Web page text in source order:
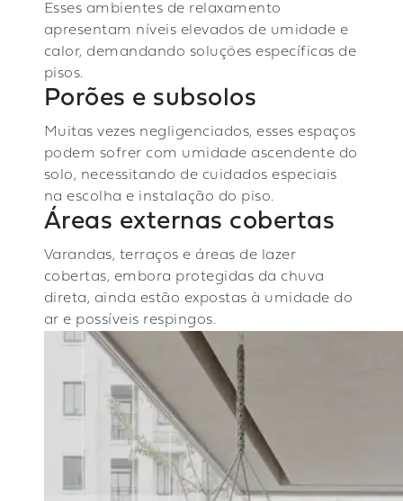
Esses ambientes de relaxamento
apresentam níveis elevados de umidade e
calor, demandando soluções específicas de
pisos.
Porões e subsolos
Muitas vezes negligenciados, esses espaços
podem sofrer com umidade ascendente do
solo, necessitando de cuidados especiais
na escolha e instalação do piso.
Áreas externas cobertas
Varandas, terraços e áreas de lazer
cobertas, embora protegidas da chuva
direta, ainda estão expostas à umidade do
ar e possíveis respingos.